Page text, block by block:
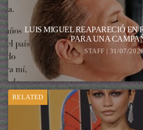
LUIS MIGUEL REAPARECIÓ EN
PARA UNA
STAFF | 31/07/
RELATED